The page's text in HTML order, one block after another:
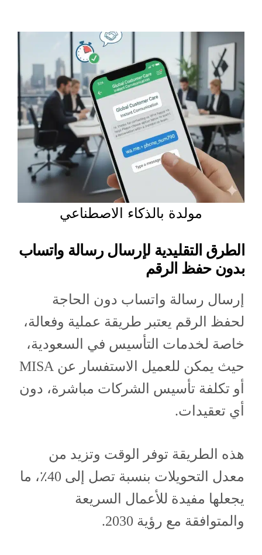
مولدة بالذكاء الاصطناعي
الطرق التقليدية لإرسال رسالة واتساب
بدون حفظ الرقم
إرسال رسالة واتساب دون الحاجة
لحفظ الرقم يعتبر طريقة عملية وفعالة،
خاصة لخدمات التأسيس في السعودية،
حيث يمكن للعميل الاستفسار عن MISA
أو تكلفة تأسيس الشركات مباشرة، دون
أي تعقيدات.
هذه الطريقة توفر الوقت وتزيد من
معدل التحويلات بنسبة تصل إلى 40٪، ما
يجعلها مفيدة للأعمال السريعة
والمتوافقة مع رؤية 2030.